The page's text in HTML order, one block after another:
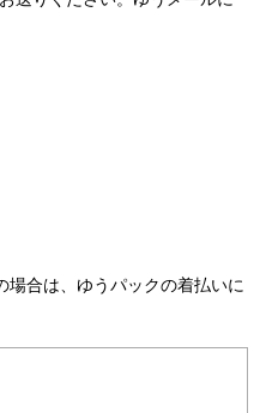
合は、ゆうパックの着払いに